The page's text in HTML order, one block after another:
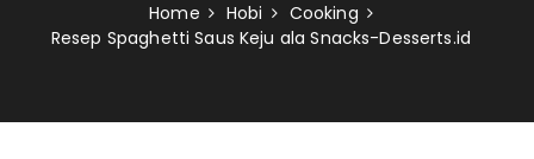
Home Hobi
Cooking
Resep Spaghetti Saus Keju ala Snacks-Desserts.id